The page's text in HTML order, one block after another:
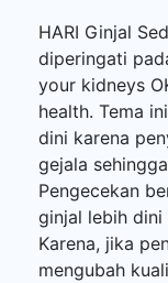
HARI Ginjal
diperingati
your kidneys
health. Tema
dini karena
gejala
Pengecekan
ginjal lebih dini
Karena, jika
mengubah